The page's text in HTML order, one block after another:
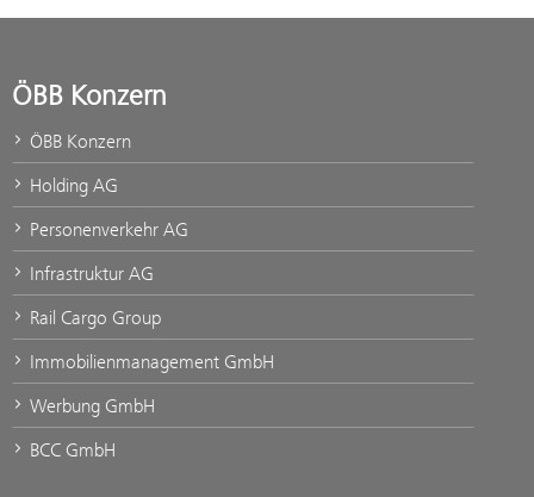
ÖBB Konzern
ÖBB Konzern
Holding AG
Personenverkehr AG
Infrastruktur AG
Rail Cargo Group
Immobilienmanagement GmbH
Werbung GmbH
BCC GmbH